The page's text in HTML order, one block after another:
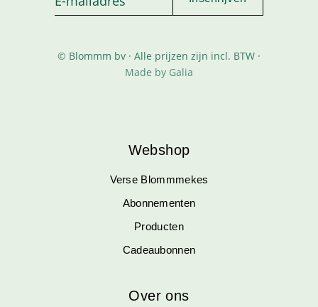
© Blommm bv · Alle prijzen zijn incl. BTW ·
Made by Galia
Webshop
Verse Blommmekes
Abonnementen
Producten
Cadeaubonnen
Over ons